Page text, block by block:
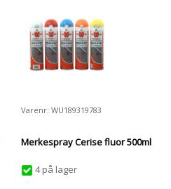
Varenr: WU189319783
Merkespray Cerise fluor 500ml
4 på lager